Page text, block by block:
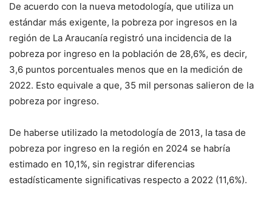
De acuerdo con la nueva metodología, que utiliza un
estándar más exigente, la pobreza por ingresos en la
región de La Araucanía registró una incidencia de la
pobreza por ingreso en la población de 28,6%, es decir,
3,6 puntos porcentuales menos que en la medición de
2022. Esto equivale a que, 35 mil personas salieron de la
pobreza por ingreso.
De haberse utilizado la metodología de 2013, la tasa de
pobreza por ingreso en la región en 2024 se habría
estimado en 10,1%, sin registrar diferencias
estadísticamente significativas respecto a 2022 (11,6%).